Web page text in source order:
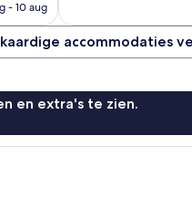
is
- 10 aug
accommodaties
en extra's te zien.